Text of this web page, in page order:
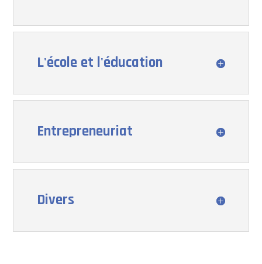
L'école et l'éducation
Entrepreneuriat
Divers